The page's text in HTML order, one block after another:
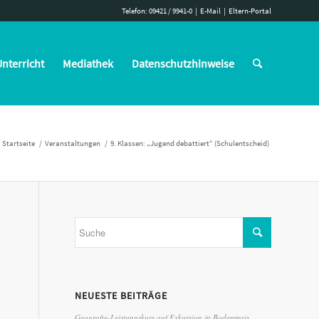
Telefon: 09421 / 9941-0 | E-Mail | Eltern-Portal
Mediathek Datenschutzhinweise
Startseite / Veranstaltungen / 9. Klassen: „Jugend debattiert“ (Schulentscheid)
NEUESTE BEITRÄGE